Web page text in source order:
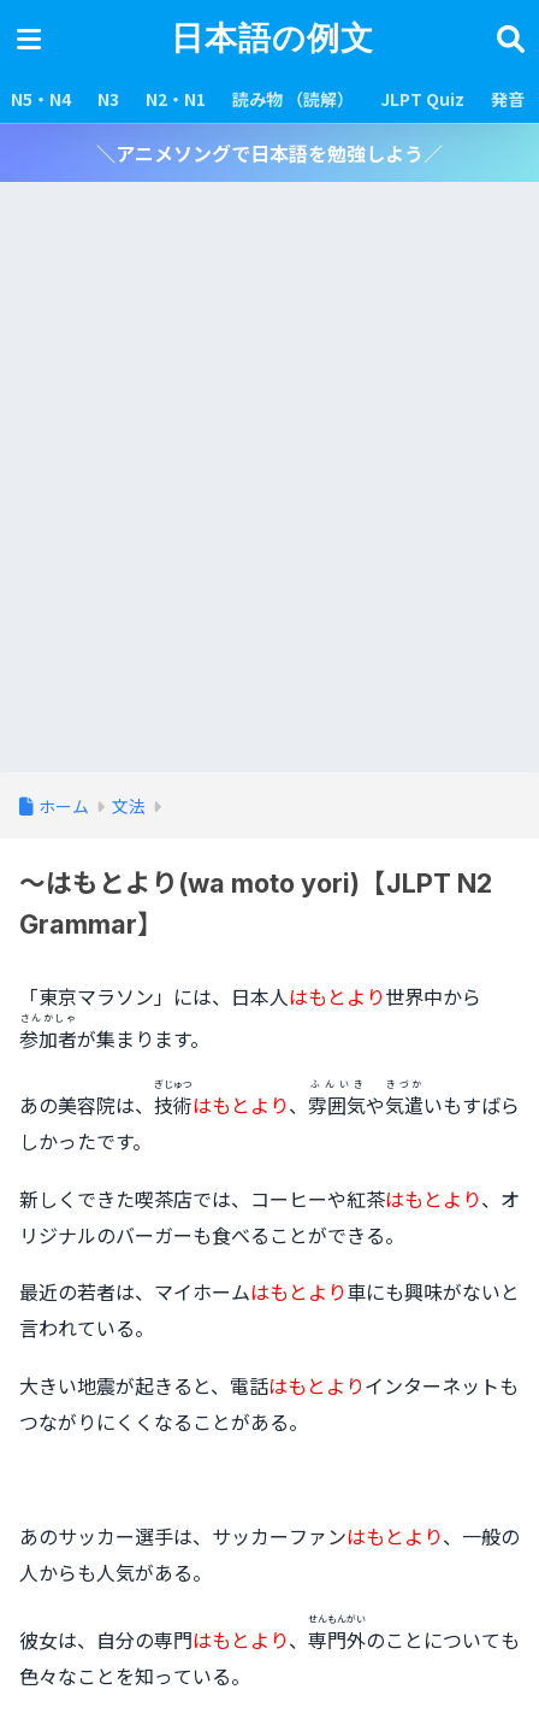
日本語の例文
N5・N4 N3 N2・N1 読み物 （読解） JLPT Quiz 発音
＼アニメソングで日本語を勉強しよう／
ホーム 文法
～はもとより(wa moto yori)【JLPT N2
Grammar】
「東京マラソン」には、日本人はもとより世界中から
参加者
さんかしゃ
が集まります。
あの美容院は、 技術
ぎじゅつ
はもとより、 雰囲気
ふんいき
や気遣
きづか
いもすばら
しかったです。
新しくできた喫茶店では、コーヒーや紅茶はもとより、オ
リジナルのバーガーも食べることができる。
最近の若者は、マイホームはもとより車にも興味がないと
言われている。
大きい地震が起きると、電話はもとよりインターネットも
つながりにくくなることがある。
あのサッカー選手は、サッカーファンはもとより、一般の
人からも人気がある。
彼女は、自分の専門はもとより、 専門外
せんもんがい
のことについても
色々なことを知っている。